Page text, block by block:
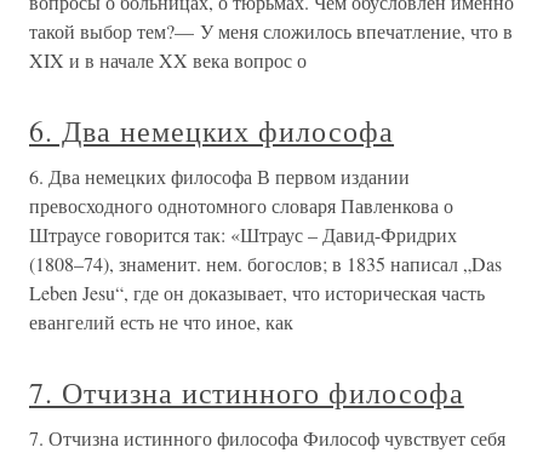
такой выбор тем?— У меня сложилось впечатление, что в
XIX и в начале XX века вопрос о
6. Два немецких философа
6. Два немецких философа В первом издании
превосходного однотомного словаря Павленкова о
Штраусе говорится так: «Штраус – Давид-Фридрих
(1808–74), знаменит. нем. богослов; в 1835 написал „Das
Leben Jesu“, где он доказывает, что историческая часть
евангелий есть не что иное, как
7. Отчизна истинного философа
7. Отчизна истинного философа Философ чувствует себя